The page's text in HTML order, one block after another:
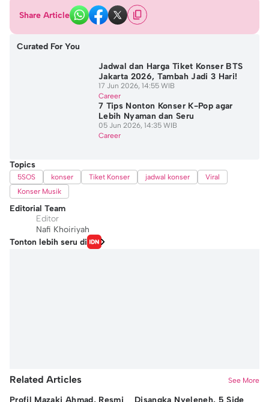
Share Article
Curated For You
Jadwal dan Harga Tiket Konser BTS
Jakarta 2026, Tambah Jadi 3 Hari!
17 Jun 2026, 14:55 WIB
Career
7 Tips Nonton Konser K-Pop agar
Lebih Nyaman dan Seru
05 Jun 2026, 14:35 WIB
Career
Topics
5SOS konser Tiket Konser jadwal konser
Viral
Konser Musik
Editorial Team
Editor
Nafi Khoiriyah
Tonton lebih seru di
Related Articles See More
Profil Mazaki Ahmad, Resmi
Disangka Nyeleneh, 5 Side